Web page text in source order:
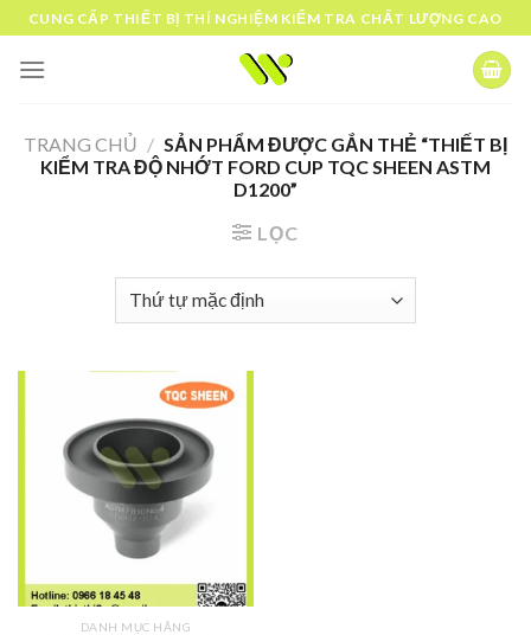
Skip
to
content
CUNG CẤP THIẾT BỊ THÍ NGHIỆM KIỂM TRA CHẤT LƯỢNG CAO
TRANG CHỦ / SẢN PHẨM ĐƯỢC GẮN THẺ “THIẾT BỊ
KIỂM TRA ĐỘ NHỚT FORD CUP TQC SHEEN ASTM
D1200”
LỌC
DANH MỤC HÃNG